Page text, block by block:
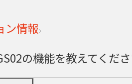
ン情報
の機能を教えてくだ